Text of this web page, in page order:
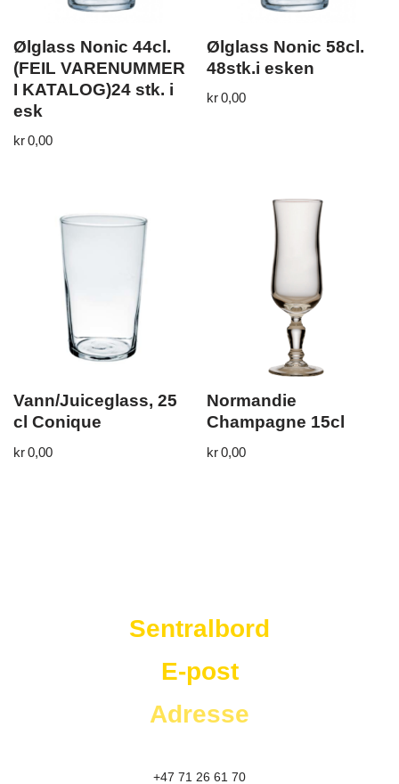
Ølglass Nonic 44cl.
(FEIL VARENUMMER
I KATALOG)24 stk. i
esk
kr0,00
Ølglass Nonic 58cl.
48stk.i esken
kr0,00
Vann/Juiceglass, 25
cl Conique
kr0,00
Normandie
Champagne 15cl
kr0,00
Sentralbord
E-post
Adresse
+47 71 26 61 70